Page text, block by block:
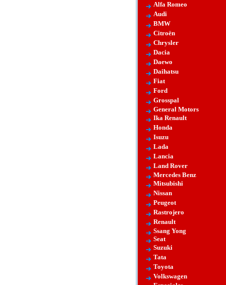
Alfa Romeo
Audi
BMW
Citroën
Chrysler
Dacia
Daewo
Daihatsu
Fiat
Ford
Grosspal
General Motors
Ika Renault
Honda
Isuzu
Lada
Lancia
Land Rover
Mercedes Benz
Mitsubishi
Nissan
Peugeot
Rastrojero
Renault
Ssang Yong
Seat
Suzuki
Tata
Toyota
Volkswagen